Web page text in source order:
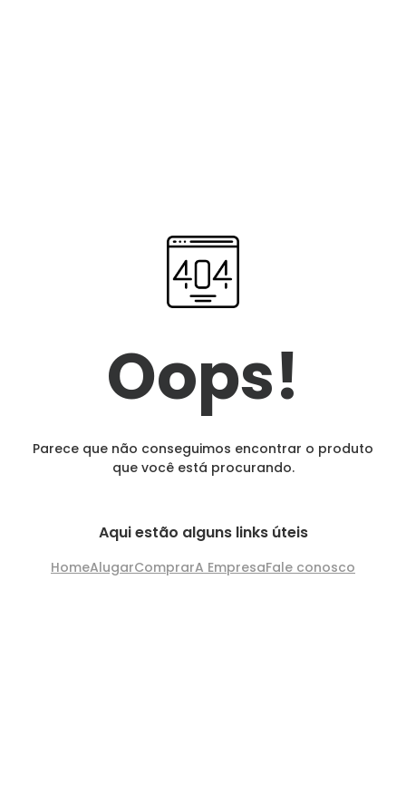
Oops!
Parece que não conseguimos encontrar o produto
que você está procurando.
Aqui estão alguns links úteis
HomeAlugarComprarA EmpresaFale conosco